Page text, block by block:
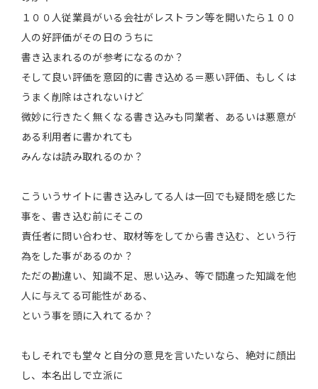
１００人従業員がいる会社がレストラン等を開いたら１００
人の好評価がその日のうちに
書き込まれるのが参考になるのか？
そして良い評価を意図的に書き込める＝悪い評価、もしくは
うまく削除はされないけど
微妙に行きたく無くなる書き込みも同業者、あるいは悪意が
ある利用者に書かれても
みんなは読み取れるのか？
こういうサイトに書き込みしてる人は一回でも疑問を感じた
事を、書き込む前にそこの
責任者に問い合わせ、取材等をしてから書き込む、という行
為をした事があるのか？
ただの勘違い、知識不足、思い込み、等で間違った知識を他
人に与えてる可能性がある、
という事を頭に入れてるか？
もしそれでも堂々と自分の意見を言いたいなら、絶対に顔出
し、本名出しで立派に